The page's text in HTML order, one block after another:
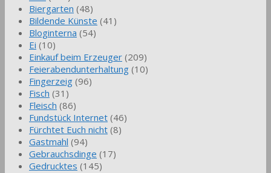
Biergarten (48)
Bildende Künste (41)
Bloginterna (54)
Ei (10)
Einkauf beim Erzeuger (209)
Feierabendunterhaltung (10)
Fingerzeig (96)
Fisch (31)
Fleisch (86)
Fundstück Internet (46)
Fürchtet Euch nicht (8)
Gastmahl (94)
Gebrauchsdinge (17)
Gedrucktes (145)